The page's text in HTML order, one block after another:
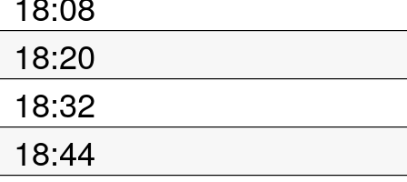
18:20
18:32
18:44